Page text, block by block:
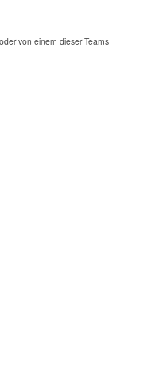
von einem dieser Teams